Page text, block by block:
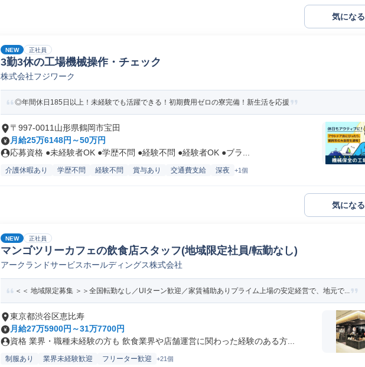
気になる
NEW 正社員
3勤3休の工場機械操作・チェック
株式会社フジワーク
◎年間休日185日以上！未経験でも活躍できる！初期費用ゼロの寮完備！新生活を応援
〒997-0011山形県鶴岡市宝田
月給25万6148円～50万円
応募資格 ●未経験者OK ●学歴不問 ●経験不問 ●経験者OK ●ブラ...
介護休暇あり 学歴不問 経験不問 賞与あり 交通費支給 深夜 +1個
気になる
NEW 正社員
マンゴツリーカフェの飲食店スタッフ(地域限定社員/転勤なし)
アークランドサービスホールディングス株式会社
＜＜ 地域限定募集 ＞＞全国転勤なし／UIターン歓迎／家賃補助ありプライム上場の安定経営で、地元で...
東京都渋谷区恵比寿
月給27万5900円～31万7700円
資格 業界・職種未経験の方も 飲食業界や店舗運営に関わった経験のある方...
制服あり 業界未経験歓迎 フリーター歓迎 +21個